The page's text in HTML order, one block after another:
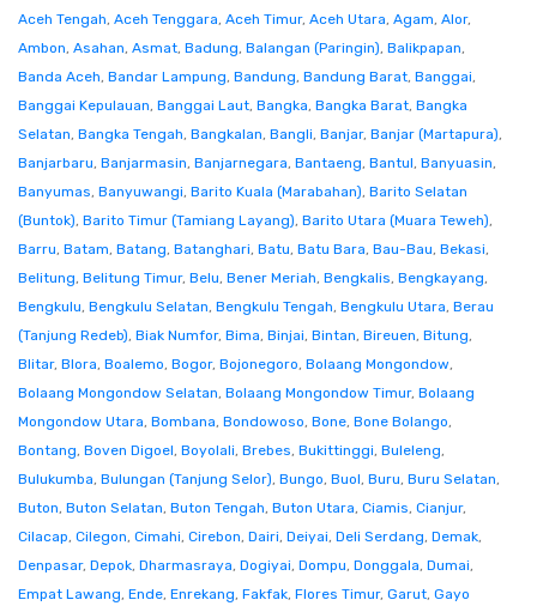
Aceh Tengah, Aceh Tenggara, Aceh Timur, Aceh Utara, Agam, Alor,
Ambon, Asahan, Asmat, Badung, Balangan (Paringin), Balikpapan,
Banda Aceh, Bandar Lampung, Bandung, Bandung Barat, Banggai,
Banggai Kepulauan, Banggai Laut, Bangka, Bangka Barat, Bangka
Selatan, Bangka Tengah, Bangkalan, Bangli, Banjar, Banjar (Martapura),
Banjarbaru, Banjarmasin, Banjarnegara, Bantaeng, Bantul, Banyuasin,
Banyumas, Banyuwangi, Barito Kuala (Marabahan), Barito Selatan
(Buntok), Barito Timur (Tamiang Layang), Barito Utara (Muara Teweh),
Barru, Batam, Batang, Batanghari, Batu, Batu Bara, Bau-Bau, Bekasi,
Belitung, Belitung Timur, Belu, Bener Meriah, Bengkalis, Bengkayang,
Bengkulu, Bengkulu Selatan, Bengkulu Tengah, Bengkulu Utara, Berau
(Tanjung Redeb), Biak Numfor, Bima, Binjai, Bintan, Bireuen, Bitung,
Blitar, Blora, Boalemo, Bogor, Bojonegoro, Bolaang Mongondow,
Bolaang Mongondow Selatan, Bolaang Mongondow Timur, Bolaang
Mongondow Utara, Bombana, Bondowoso, Bone, Bone Bolango,
Bontang, Boven Digoel, Boyolali, Brebes, Bukittinggi, Buleleng,
Bulukumba, Bulungan (Tanjung Selor), Bungo, Buol, Buru, Buru Selatan,
Buton, Buton Selatan, Buton Tengah, Buton Utara, Ciamis, Cianjur,
Cilacap, Cilegon, Cimahi, Cirebon, Dairi, Deiyai, Deli Serdang, Demak,
Denpasar, Depok, Dharmasraya, Dogiyai, Dompu, Donggala, Dumai,
Empat Lawang, Ende, Enrekang, Fakfak, Flores Timur, Garut, Gayo